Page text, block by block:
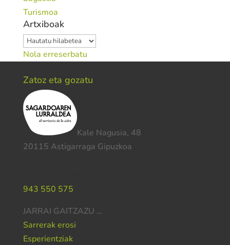
Turismoa
Artxiboak
Artxiboak
Nola erreserbatu
Zatoz eta gozatu
Kale Nagusia, 48
20115 Astigarraga Gipuzkoa
943 550 575
JARRAI GAITZAZU …
Sarrerak erosi
Esperientziak